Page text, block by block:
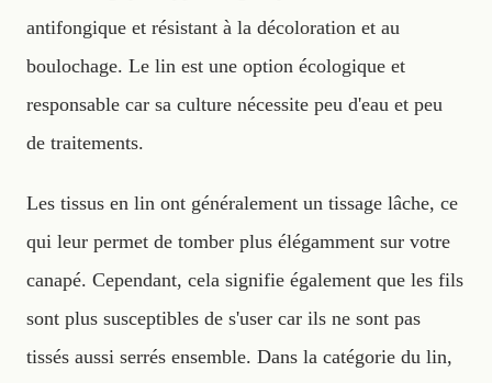
antifongique et résistant à la décoloration et au
boulochage. Le lin est une option écologique et
responsable car sa culture nécessite peu d'eau et peu
de traitements.
Les tissus en lin ont généralement un tissage lâche, ce
qui leur permet de tomber plus élégamment sur votre
canapé. Cependant, cela signifie également que les fils
sont plus susceptibles de s'user car ils ne sont pas
tissés aussi serrés ensemble. Dans la catégorie du lin,